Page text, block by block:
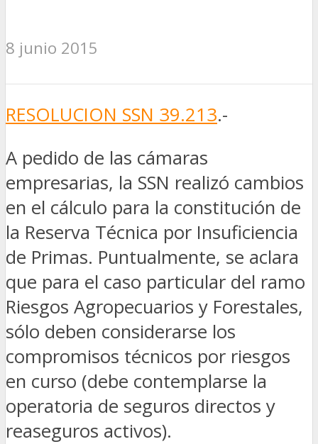
8 junio 2015
RESOLUCION SSN 39.213.-
A pedido de las cámaras
empresarias, la SSN realizó cambios
en el cálculo para la constitución de
la Reserva Técnica por Insuficiencia
de Primas. Puntualmente, se aclara
que para el caso particular del ramo
Riesgos Agropecuarios y Forestales,
sólo deben considerarse los
compromisos técnicos por riesgos
en curso (debe contemplarse la
operatoria de seguros directos y
reaseguros activos).